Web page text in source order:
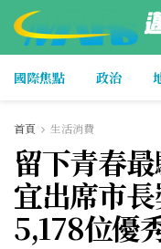
國際焦點 政治
首頁 生活消費
留下青春
宜出席市
5,178位優